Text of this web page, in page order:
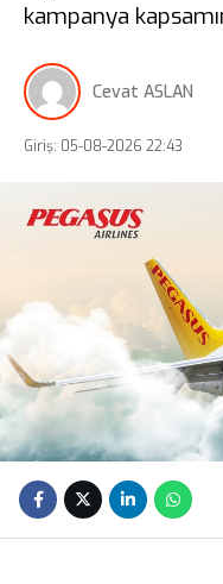
kampanya
Cevat ASLAN
Giriş: 05-08-2026 22:43